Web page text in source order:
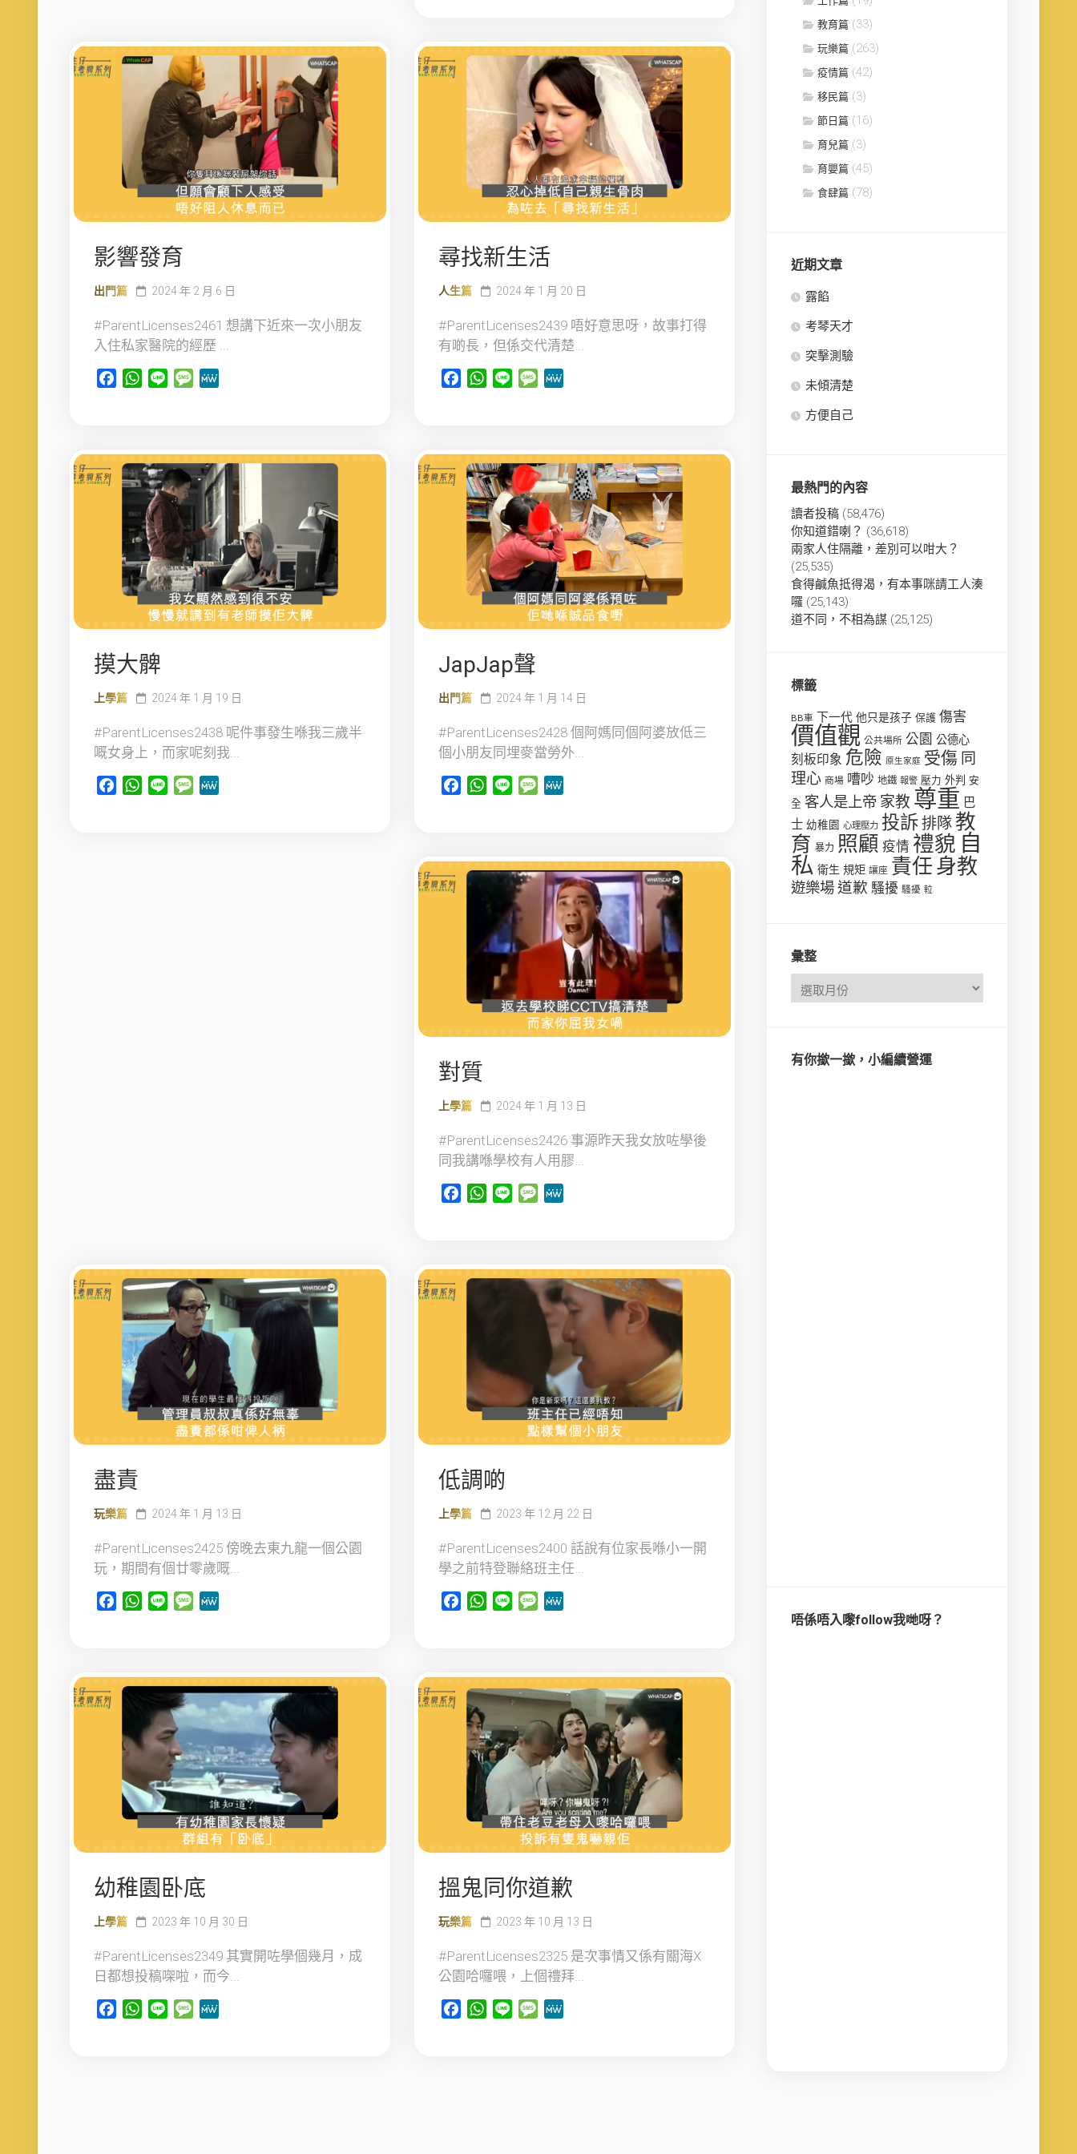
影響發育
出門篇 2024 年 2 月 6 日
#ParentLicenses2461 想講下近來一次小朋友
入住私家醫院的經歷 ...
FacebookWhatsApp
Line Message
尋找新生活
人生篇 2024 年 1 月 20 日
#ParentLicenses2439 唔好意思呀，故事打得
有啲長，但係交代清楚...
FacebookWhatsApp
Line Message
摸大髀
上學篇 2024 年 1 月 19 日
#ParentLicenses2438 呢件事發生喺我三歲半
嘅女身上，而家呢刻我...
FacebookWhatsApp
Line Message
JapJap聲
出門篇 2024 年 1 月 14 日
#ParentLicenses2428 個阿媽同個阿婆放低三
個小朋友同埋麥當勞外...
FacebookWhatsApp
Line Message
對質
上學篇 2024 年 1 月 13 日
#ParentLicenses2426 事源昨天我女放咗學後
同我講喺學校有人用膠...
FacebookWhatsApp
Line Message
盡責
玩樂篇 2024 年 1 月 13 日
#ParentLicenses2425 傍晚去東九龍一個公園
玩，期間有個廿零歲嘅...
FacebookWhatsApp
Line Message
低調啲
上學篇 2023 年 12 月 22 日
#ParentLicenses2400 話說有位家長喺小一開
學之前特登聯絡班主任...
FacebookWhatsApp
Line Message
幼稚園卧底
上學篇 2023 年 10 月 30 日
#ParentLicenses2349 其實開咗學個幾月，成
日都想投稿㗎啦，而今...
FacebookWhatsApp
Line Message
搵鬼同你道歉
玩樂篇 2023 年 10 月 13 日
#ParentLicenses2325 是次事情又係有關海X
公園哈囉喂，上個禮拜...
FacebookWhatsApp
Line Message
教育篇 (33)
玩樂篇 (263)
疫情篇 (42)
移民篇 (3)
節日篇 (16)
育兒篇 (3)
育嬰篇 (45)
食肆篇 (78)
近期文章
露餡
考琴天才
突擊測驗
未傾清楚
方便自己
最熱門的內容
讀者投稿 (58,476)
你知道錯喇？ (36,618)
兩家人住隔離，差別可以咁大？
(25,535)
食得鹹魚抵得渴，有本事咪請工人湊
囉 (25,143)
道不同，不相為謀 (25,125)
標籤
BB車 下一代 他只是孩子 保護 傷害
價值觀 公共場所 公園 公德心
刻板印象 危險 原生家庭 受傷 同
理心 商場 嘈吵 地鐵 報警 壓力 外判 安
全 客人是上帝 家教 尊重 巴
士 幼稚園 心理壓力 投訴排隊 教
育 暴力 照顧 疫情 禮貌 自
私 衛生 規矩 讓座 責任 身教
遊樂場道歉 騷擾 騷擾 𨋢
彙整
有你撳一撳，小編續營運
唔係唔入嚟follow我哋呀？